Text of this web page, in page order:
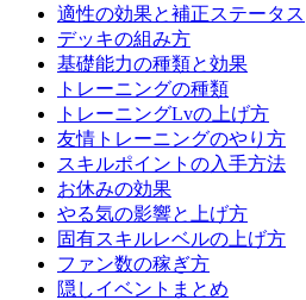
適性の効果と補正ステータス
デッキの組み方
基礎能力の種類と効果
トレーニングの種類
トレーニングLvの上げ方
友情トレーニングのやり方
スキルポイントの入手方法
お休みの効果
やる気の影響と上げ方
固有スキルレベルの上げ方
ファン数の稼ぎ方
隠しイベントまとめ